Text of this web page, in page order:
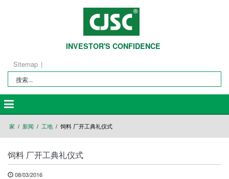
INVESTOR'S CONFIDENCE
Sitemap
家 新闻 工地 饲料 厂开工典礼仪式
饲料 厂开工典礼仪式
08/03/2016